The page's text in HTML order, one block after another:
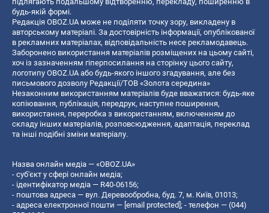
будь-якій формі.
Редакція OBOZ.UA може не поділяти точку зору, викладену в
авторському матеріалі. За достовірність інформації, опублікованої
в рекламних матеріалах, відповідальність несе рекламодавець.
Заборонено використання матеріалів розміщених на цьому сайті,
хоч із зазначенням гіперпосилання на сторінку цього сайту,
логотипу OBOZ.UA або будь-якого іншого згадування, але без
письмового дозволу Редакції/ТОВ «Золота середина»
Незаконним використанням матеріалів буде вважатися: будь-яке
копiювання, публiкацiя, передрук, наступне поширення,
використання, переробка з використанням, включенням до
складу інших матеріалів, розповсюдження, адаптація, переклад
та інші подібні зміни матеріалу.
Назва онлайн медіа — «OBOZ.UA»
- суб'єкт у сфері онлайн медіа;
- ідентифікатор медіа — R40-06156;
- поштова адреса — вул. Деревообробна, буд. 7, м. Київ, 01013;
- адреса електронної пошти — [email protected]; - телефон — (044)